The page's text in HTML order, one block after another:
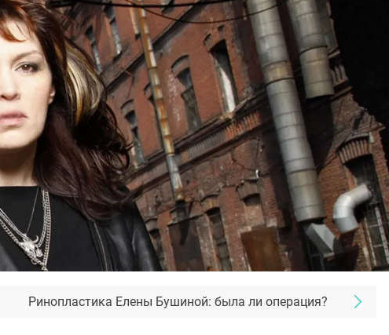
Ринопластика Елены Бушиной: была ли операция?